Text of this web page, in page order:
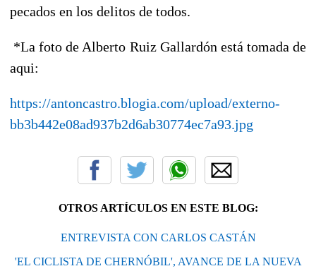
pecados en los delitos de todos.
*La foto de Alberto Ruiz Gallardón está tomada de
aqui:
https://antoncastro.blogia.com/upload/externo-
bb3b442e08ad937b2d6ab30774ec7a93.jpg
OTROS ARTÍCULOS EN ESTE BLOG:
ENTREVISTA CON CARLOS CASTÁN
'EL CICLISTA DE CHERNÓBIL', AVANCE DE LA NUEVA